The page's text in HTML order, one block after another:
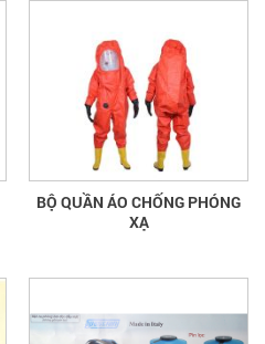
BỘ QUẦN ÁO CHỐNG PHÓNG
XẠ